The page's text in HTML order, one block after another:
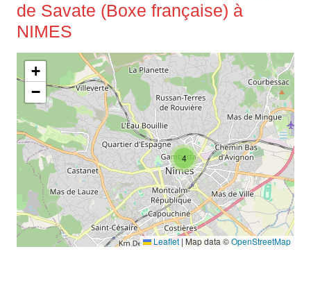
de Savate (Boxe française) à
NIMES
4
+
−
Leaflet | Map data ©OpenStreetMap